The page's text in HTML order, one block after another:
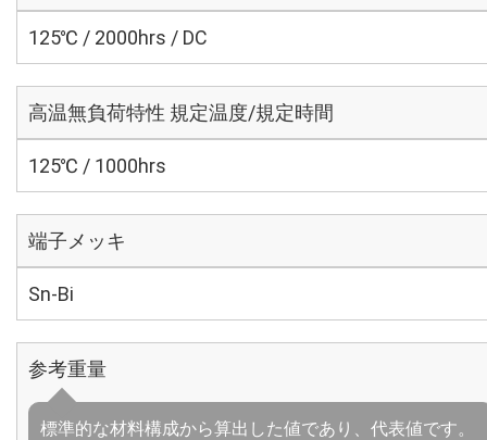
125℃ / 2000hrs / DC
高温無負荷特性 規定温度/規定時間
125℃ / 1000hrs
端子メッキ
Sn-Bi
参考重量
標準的な材料構成から算出した値であり、代表値です。